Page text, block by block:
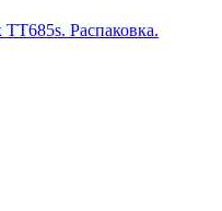
Распаковка.